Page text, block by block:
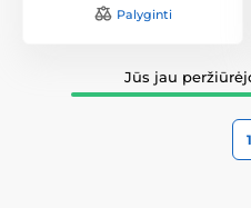
Palyginti
Jūs jau
1